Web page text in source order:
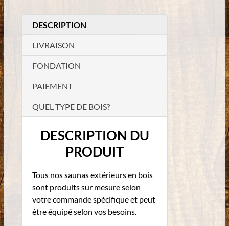
DESCRIPTION
LIVRAISON
FONDATION
PAIEMENT
QUEL TYPE DE BOIS?
DESCRIPTION DU
PRODUIT
Tous nos saunas extérieurs en bois
sont produits sur mesure selon
votre commande spécifique et peut
être équipé selon vos besoins.